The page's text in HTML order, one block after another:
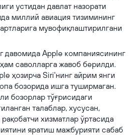
устидан давлат назорати
миллий авиация тизимининг
мувофиқлаштирилгани
давомида Apple компаниясининг
саволларга жавоб берилди.
ҳозирча Siri'нинг айрим янги
бозорида ишга туширмаган.
бозорлар тўғрисидаги
талаблар, хусусан,
хизматлар ўртасида
яратиш мажбурияти сабаб